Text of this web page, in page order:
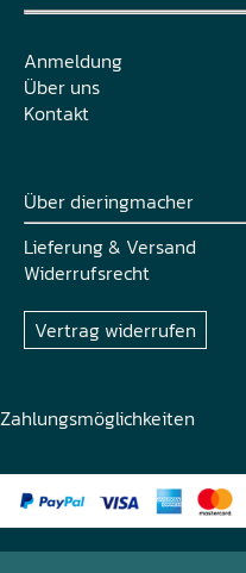
Anmeldung
Über uns
Kontakt
Über dieringmacher
Lieferung & Versand
Widerrufsrecht
Vertrag widerrufen
Zahlungsmöglichkeiten